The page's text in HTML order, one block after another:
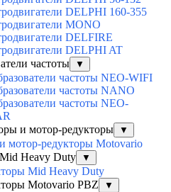
DELPHI 160-355
MONO
DELFIRE
DELPHI AT
частоты
▼
частоты NEO-WIFI
частоты NANO
частоты NEO-
и мотор-редукторы
▼
мотор-редукторы Motovario
Heavy Duty
▼
Mid Heavy Duty
Motovario PBZ
▼